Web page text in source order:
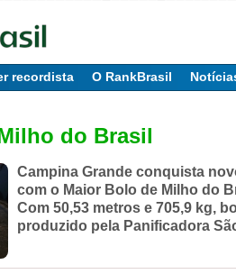
recordista O RankBrasil
do Brasil
Campina Grande conquista
com o Maior Bolo de Milho do
Com 50,53 metros e 705,9 kg,
produzido pela Panificadora